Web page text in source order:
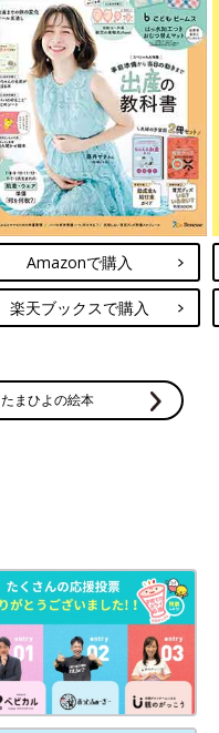
Amazonで購入
楽天ブックスで購入
たまひよの絵本